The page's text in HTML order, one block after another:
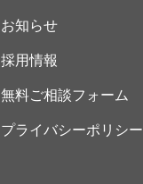
お知らせ
採用情報
無料ご相談フォーム
プライバシーポリシー